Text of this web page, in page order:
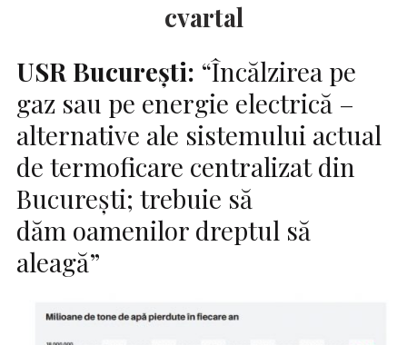
cvartal
USRBucureşti: “Încălzirea pe
gaz sau pe energie electrică –
alternative ale sistemului actual
de termoficare centralizat din
Bucureşti; trebuie să
dăm oamenilor dreptul să
aleagă”